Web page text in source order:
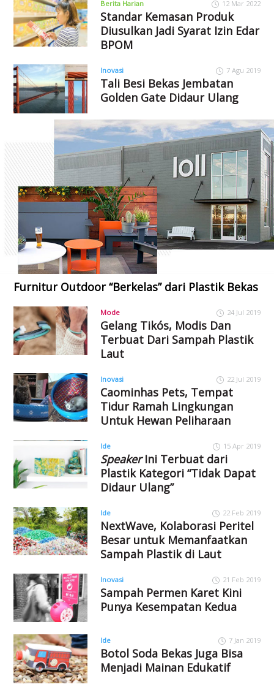
Berita Harian 12 Mar 2022
Standar Kemasan Produk
Diusulkan Jadi Syarat Izin Edar
BPOM
Inovasi 7 Agu 2019
Tali Besi Bekas Jembatan
Golden Gate Didaur Ulang
Furnitur Outdoor “Berkelas” dari Plastik Bekas
Mode 24 Jul 2019
Gelang Tikós, Modis Dan
Terbuat Dari Sampah Plastik
Laut
Inovasi 22 Jul 2019
Caominhas Pets, Tempat
Tidur Ramah Lingkungan
Untuk Hewan Peliharaan
Ide 15 Apr 2019
SpeakerIni Terbuat dari
Plastik Kategori “Tidak Dapat
Didaur Ulang”
Ide 22 Feb 2019
NextWave, Kolaborasi Peritel
Besar untuk Memanfaatkan
Sampah Plastik di Laut
Inovasi 21 Feb 2019
Sampah Permen Karet Kini
Punya Kesempatan Kedua
Ide 7 Jan 2019
Botol Soda Bekas Juga Bisa
Menjadi Mainan Edukatif